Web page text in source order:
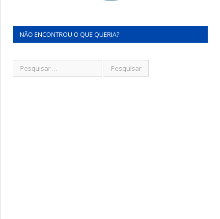
NÃO ENCONTROU O QUE QUERIA?